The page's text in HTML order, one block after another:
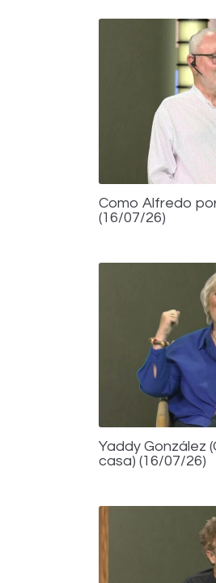
Como Alfredo
(16/07/26)
Yaddy González
casa) (16/07/26)